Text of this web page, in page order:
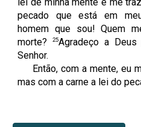
pecado que está em
homem que sou! Quem
morte?25Agradeço a
Senhor.
Então, com a mente, eu
mas com a carne a lei do